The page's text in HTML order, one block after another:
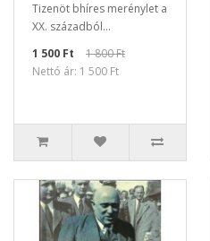
Tizenöt bhíres merénylet a
XX. századból...
1 500 Ft
1 800 Ft
Nettó ár: 1 500 Ft